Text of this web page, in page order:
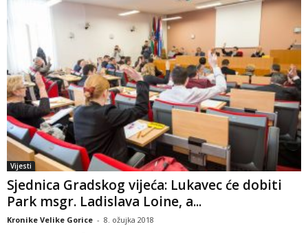
Vijesti
Sjednica Gradskog vijeća: Lukavec će dobiti
Park msgr. Ladislava Loine, a...
Kronike Velike Gorice - 8. ožujka 2018